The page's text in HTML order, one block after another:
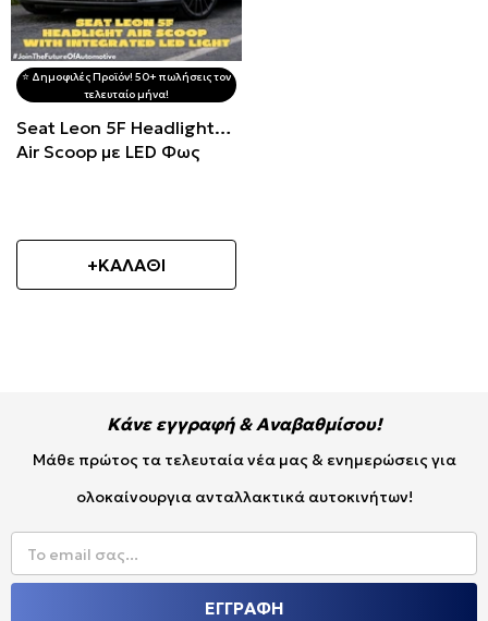
⭐️ Δημοφιλές Προϊόν! 50+ πωλήσεις τον
τελευταίο μήνα!
Seat Leon 5F Headlight
Air Scoop με LED Φως
+ΚΑΛΑΘΙ
Κάνε εγγραφή & Αναβαθμίσου!
Μάθε πρώτος τα τελευταία νέα μας & ενημερώσεις για
ολοκαίνουργια ανταλλακτικά αυτοκινήτων!
Το email σας...
ΕΓΓΡΑΦΗ